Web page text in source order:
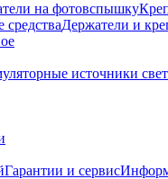
на фотовспышку
Держатели и
источники
Гарантии и сервис